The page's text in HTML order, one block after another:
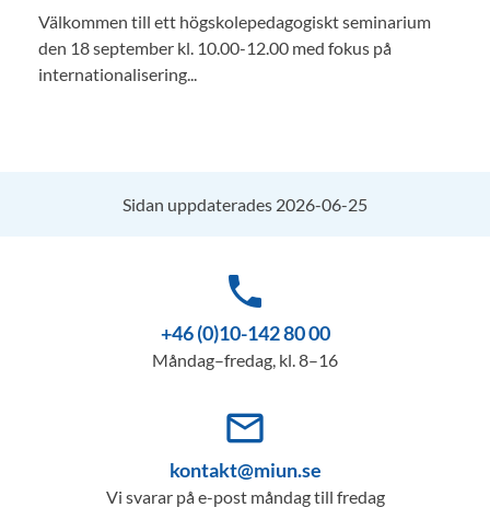
Välkommen till ett högskolepedagogiskt seminarium
den 18 september kl. 10.00-12.00 med fokus på
internationalisering...
Sidan uppdaterades 2026-06-25
phone
+46 (0)10-142 80 00
Måndag–fredag, kl. 8–16
mail_outline
kontakt@miun.se
Vi svarar på e-post måndag till fredag